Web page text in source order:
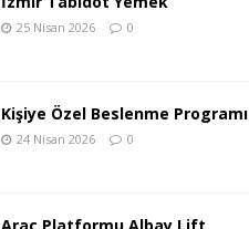
25 Nisan 2026 0
Kişiye Özel Beslenme Programı
24 Nisan 2026 0
Araç Platformu Albay Lift